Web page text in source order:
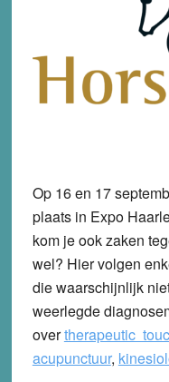
Op 16 en 17
plaats in Expo
kom je ook zaken
wel? Hier volgen
die waarschijnlijk
weerlegde
overtherapeutic
acupunctuur,